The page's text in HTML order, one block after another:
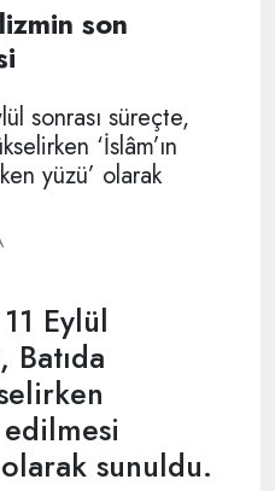
son
sonrası süreçte,
‘İslâm’ın
yüzü’ olarak
Eylül
Batıda
edilmesi
sunuldu.